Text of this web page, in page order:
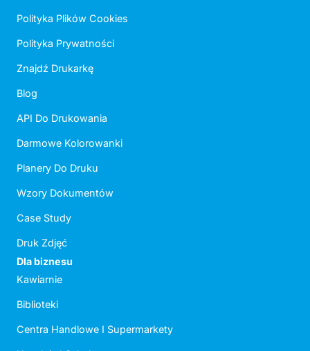
Polityka Plików Cookies
Polityka Prywatności
Znajdź Drukarkę
Blog
API Do Drukowania
Darmowe Kolorowanki
Planery Do Druku
Wzory Dokumentów
Case Study
Druk Zdjęć
Dla biznesu
Kawiarnie
Biblioteki
Centra Handlowe I Supermarkety